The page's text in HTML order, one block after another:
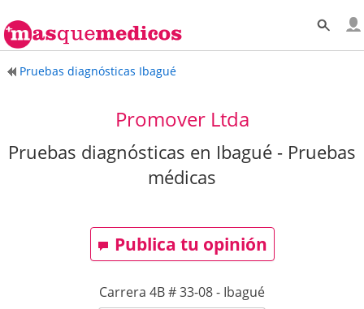
Pruebas diagnósticas Ibagué
Promover Ltda
Pruebas diagnósticas en Ibagué - Pruebas
médicas
Publica tu opinión
Carrera 4B # 33-08- Ibagué